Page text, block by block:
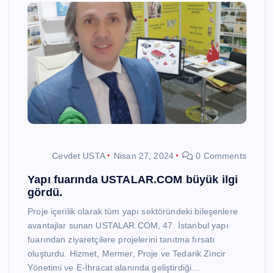
Cevdet USTA Nisan 27, 2024 0 Comments
Yapı fuarında USTALAR.COM büyük ilgi
gördü.
Proje içerilik olarak tüm yapı sektöründeki bileşenlere
avantajlar sunan USTALAR.COM, 47. İstanbul yapı
fuarından ziyaretçilere projelerini tanıtma fırsatı
oluşturdu. Hizmet, Mermer, Proje ve Tedarik Zincir
Yönetimi ve E-İhracat alanında geliştirdiği…